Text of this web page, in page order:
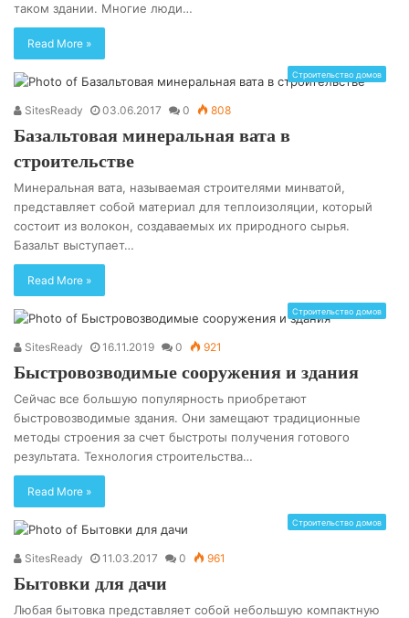
таком здании. Многие люди…
Read More »
Строительство домов
SitesReady 03.06.2017 0 808
Базальтовая минеральная вата в
строительстве
Минеральная вата, называемая строителями минватой,
представляет собой материал для теплоизоляции, который
состоит из волокон, создаваемых их природного сырья.
Базальт выступает…
Read More »
Строительство домов
SitesReady 16.11.2019 0 921
Быстровозводимые сооружения и здания
Сейчас все большую популярность приобретают
быстровозводимые здания. Они замещают традиционные
методы строения за счет быстроты получения готового
результата. Технология строительства…
Read More »
Строительство домов
SitesReady 11.03.2017 0 961
Бытовки для дачи
Любая бытовка представляет собой небольшую компактную